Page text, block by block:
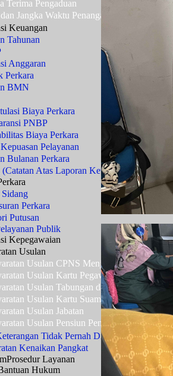
Terima Pengaduan
Jangka Waktu Penanganan Pengaduan
Keuangan
Tahunan
Anggaran
Perkara
BMN
Biaya Perkara
PNBP
Biaya Perkara
Pelayanan
Bulanan Perkara
Atas Laporan Keuangan)
Perkara
Putusan
Publik
Kepegawaian
Usulan
Usulan CPNS Menjadi PNS
Usulan Kartu Pegawai (KARPEG)
Usulan Tabungan dan Asuransi
Usulan Kartu Suami (KARSU) atau
Usulan Jabatan
Usulan Pensiun Penuh
Tidak Pernah Dijatuhi Hukuman
Kenaikan Pangkat
Prosedur Layanan
Hukum